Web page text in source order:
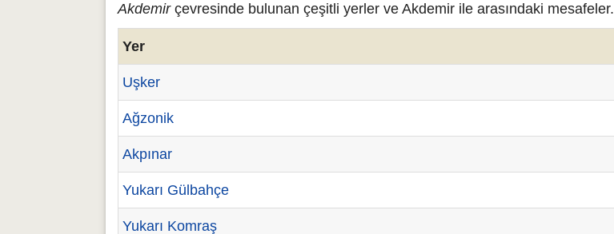
Akdemirçevresinde bulunan çeşitli yerler ve Akdemir ile arasındaki mesafeler.
Yer
Uşker
Ağzonik
Akpınar
Yukarı Gülbahçe
Yukarı Komraş